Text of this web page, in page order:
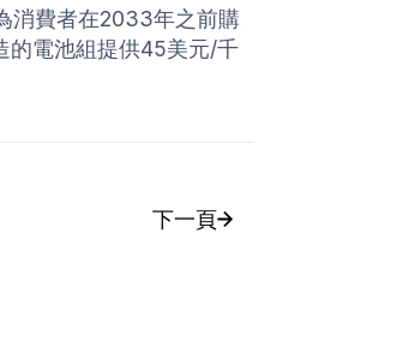
消費者在2033年之前購
的電池組提供45美元/千
下一頁